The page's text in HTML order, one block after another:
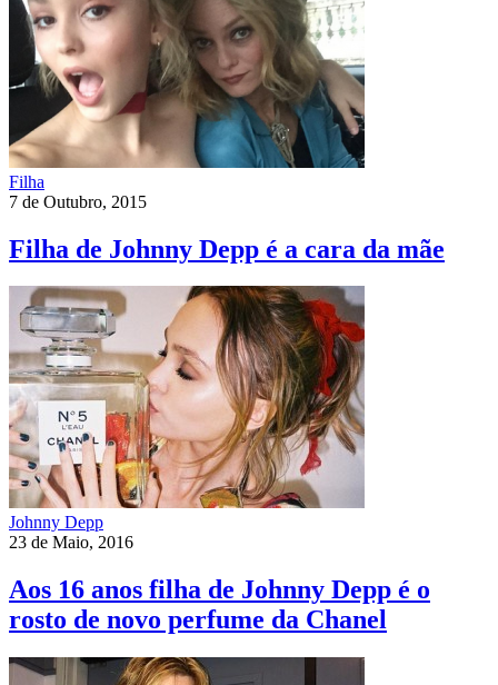
Filha
7 de Outubro, 2015
Filha de Johnny Depp é a cara da mãe
Johnny Depp
23 de Maio, 2016
Aos 16 anos filha de Johnny Depp é o
rosto de novo perfume da Chanel